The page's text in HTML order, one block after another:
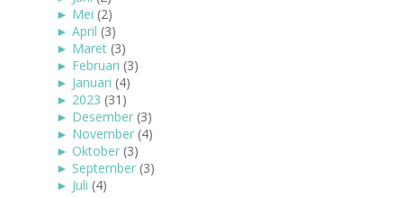
► Mei (2)
► April (3)
► Maret (3)
► Februari (3)
► Januari (4)
► 2023 (31)
► Desember (3)
► November (4)
► Oktober (3)
► September (3)
► Juli (4)